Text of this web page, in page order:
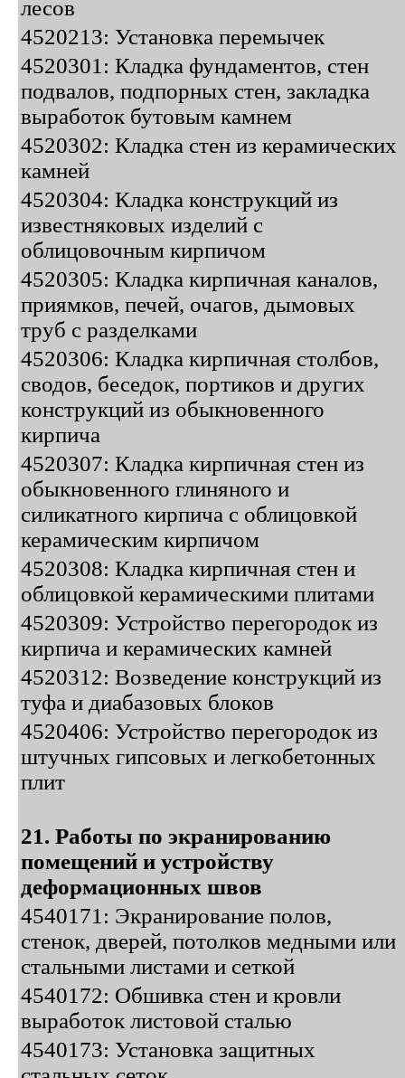
лесов
4520213: Установка перемычек
4520301: Кладка фундаментов, стен
подвалов, подпорных стен, закладка
выработок бутовым камнем
4520302: Кладка стен из керамических
камней
4520304: Кладка конструкций из
известняковых изделий с
облицовочным кирпичом
4520305: Кладка кирпичная каналов,
приямков, печей, очагов, дымовых
труб с разделками
4520306: Кладка кирпичная столбов,
сводов, беседок, портиков и других
конструкций из обыкновенного
кирпича
4520307: Кладка кирпичная стен из
обыкновенного глиняного и
силикатного кирпича с облицовкой
керамическим кирпичом
4520308: Кладка кирпичная стен и
облицовкой керамическими плитами
4520309: Устройство перегородок из
кирпича и керамических камней
4520312: Возведение конструкций из
туфа и диабазовых блоков
4520406: Устройство перегородок из
штучных гипсовых и легкобетонных
плит
21. Работы по экранированию
помещений и устройству
деформационных швов
4540171: Экранирование полов,
стенок, дверей, потолков медными или
стальными листами и сеткой
4540172: Обшивка стен и кровли
выработок листовой сталью
4540173: Установка защитных